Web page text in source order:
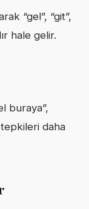
“gel”, “git”,
hale gelir.
buraya”,
daha